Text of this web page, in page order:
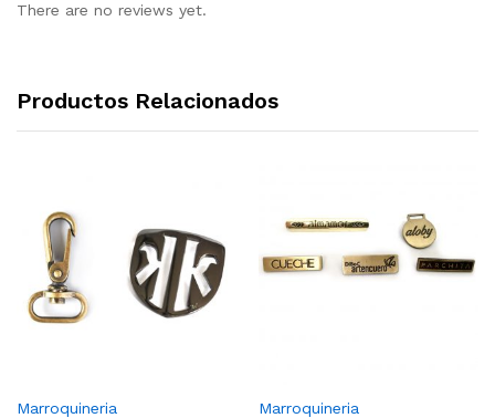
There are no reviews yet.
Productos Relacionados
Marroquineria Marroquineria